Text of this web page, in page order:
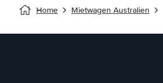
Home Mietwagen Australien